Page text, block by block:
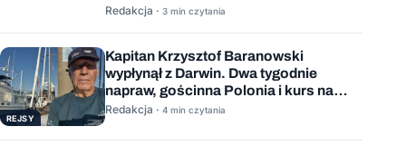
Redakcja · 3 min czytania
REJSY
Kapitan Krzysztof Baranowski
wypłynął z Darwin. Dwa tygodnie
napraw, gościnna Polonia i kurs na
Mauritius
Redakcja · 4 min czytania